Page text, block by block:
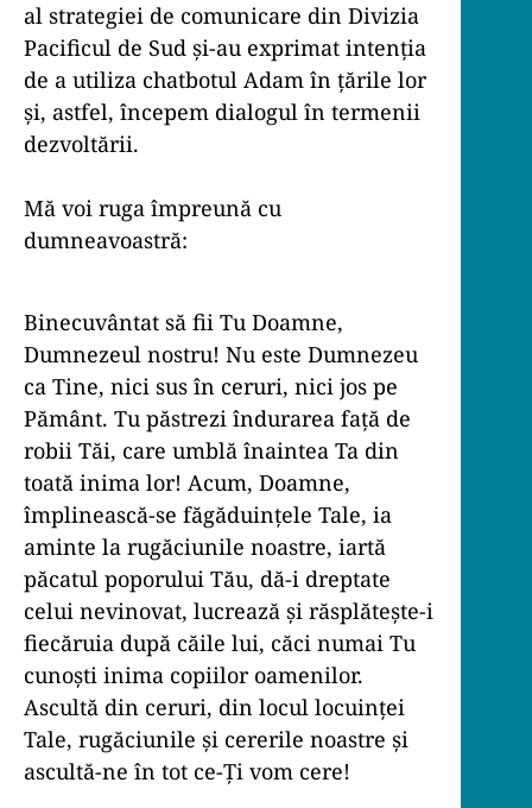
al strategiei de comunicare din Divizia
Pacificul de Sud și-au exprimat intenția
de a utiliza chatbotul Adam în țările lor
și, astfel, începem dialogul în termenii
dezvoltării.
Mă voi ruga împreună cu
dumneavoastră:
Binecuvântat să fii Tu Doamne,
Dumnezeul nostru! Nu este Dumnezeu
ca Tine, nici sus în ceruri, nici jos pe
Pământ. Tu păstrezi îndurarea față de
robii Tăi, care umblă înaintea Ta din
toată inima lor! Acum, Doamne,
împlinească-se făgăduințele Tale, ia
aminte la rugăciunile noastre, iartă
păcatul poporului Tău, dă-i dreptate
celui nevinovat, lucrează și răsplătește-i
fiecăruia după căile lui, căci numai Tu
cunoști inima copiilor oamenilor.
Ascultă din ceruri, din locul locuinței
Tale, rugăciunile și cererile noastre și
ascultă-ne în tot ce-Ți vom cere!